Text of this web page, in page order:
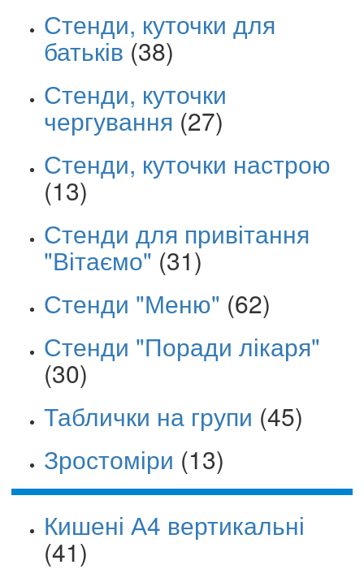
Стенди, куточки для
батьків (38)
Стенди, куточки
чергування (27)
Стенди, куточки настрою
(13)
Стенди для привітання
"Вітаємо" (31)
Стенди "Меню" (62)
Стенди "Поради лікаря"
(30)
Таблички на групи (45)
Зростоміри (13)
Кишені А4 вертикальні
(41)